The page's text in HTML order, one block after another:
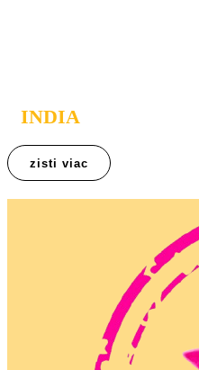
INDIA
zisti viac
Ak túžite po skutočne hlbokej
rodisku, toto je miesto, kde sa
medicínou a dlhoročnou praxou.